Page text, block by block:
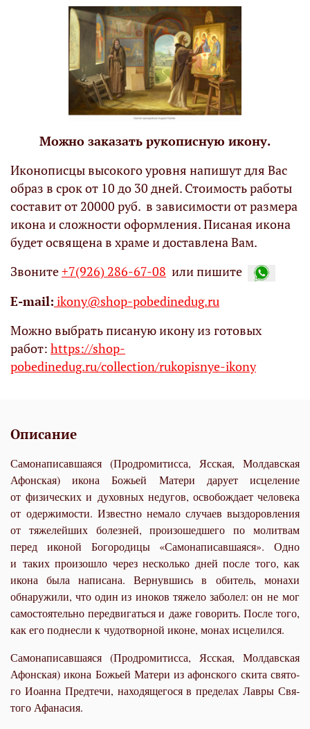
Можно заказать рукописную икону.
Иконописцы высокого уровня напишут для Вас
образ в срок от 10 до 30 дней. Стоимость работы
составит от 20000 руб. в зависимости от размера
икона и сложности оформления. Писаная икона
будет освящена в храме и доставлена Вам.
Звоните+7(926) 286-67-08 или пишите
Е-mail: ikony@shop-pobedinedug.ru
Можно выбрать писаную икону из готовых
работ: https://shop-
pobedinedug.ru/collection/rukopisnye-ikony
Описание
Самонаписавшаяся (Продромитисса, Ясская, Молдавская
Афонская) икона Божьей Матери дарует исцеление
от физических и духовных недугов, освобождает человека
от одержимости. Известно немало случаев выздоровления
от тяжелейших болезней, произошедшего по молитвам
перед иконой Богородицы «Самонаписавшаяся». Одно
и таких произошло через несколько дней после того, как
икона была написана. Вернувшись в обитель, монахи
обнаружили, что один из иноков тяжело заболел: он не мог
самостоятельно передвигаться и даже говорить. После того,
как его поднесли к чудотворной иконе, монах исцелился.
Самонаписавшаяся (Продромитисса, Ясская, Молдавская
Афонская) икона Божьей Матери из афон­ско­го ски­та свя­то­
го Иоан­на Пред­те­чи, на­хо­дя­ще­го­ся в пре­де­лах Лав­ры Свя­
то­го Афа­на­сия.